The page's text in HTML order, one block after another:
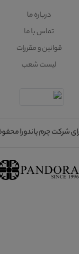
درباره ما
تماس با ما
قوانین و مقررات
لیست شعب
شرکت چرم پاندورا محفوظ